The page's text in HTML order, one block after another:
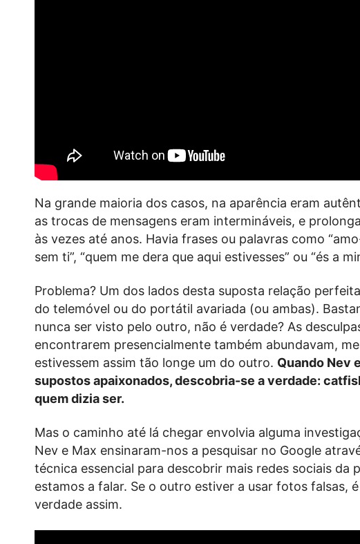
Na grande maioria dos casos, na aparência eram
as trocas de mensagens eram intermináveis, e
às vezes até anos. Havia frases ou palavras como
sem ti”, “quem me dera que aqui estivesses” ou “és a
Problema? Um dos lados desta suposta relação
do telemóvel ou do portátil avariada (ou ambas).
nunca ser visto pelo outro, não é verdade? As
encontrarem presencialmente também abundavam,
estivessem assim tão longe um do outro. Quando Nev
supostos apaixonados, descobria-se a verdade:
quem dizia ser.
Mas o caminho até lá chegar envolvia alguma
Nev e Max ensinaram-nos a pesquisar no Google
técnica essencial para descobrir mais redes sociais da
estamos a falar. Se o outro estiver a usar fotos falsas,
verdade assim.